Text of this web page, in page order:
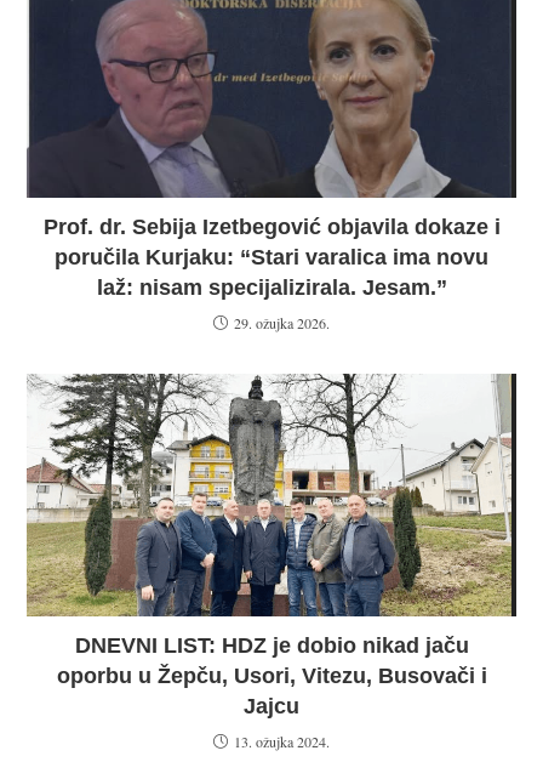
Prof. dr. Sebija Izetbegović objavila dokaze i
poručila Kurjaku: “Stari varalica ima novu
laž: nisam specijalizirala. Jesam.”
29. ožujka 2026.
DNEVNI LIST: HDZ je dobio nikad jaču
oporbu u Žepču, Usori, Vitezu, Busovači i
Jajcu
13. ožujka 2024.